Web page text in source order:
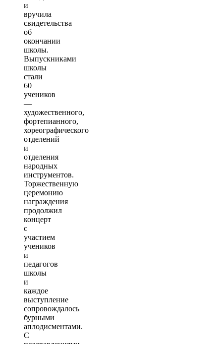
и
вручила
свидетельства
об
окончании
школы.
Выпускниками
школы
стали
60
учеников
—
художественного,
фортепианного,
хореографического
отделений
и
отделения
народных
инструментов.
Торжественную
церемонию
награждения
продолжил
концерт
с
участием
учеников
и
педагогов
школы
и
каждое
выступление
сопровождалось
бурными
аплодисментами.
С